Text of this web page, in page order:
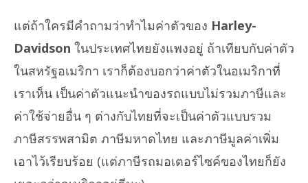
แต่ถ้าใครมีคำถามว่าทำไมค่าตัวของ Harley-
Davidson ในประเทศไทยยังแพงอยู่ ถ้าเทียบกับค่าตัว
ในสหรัฐอเมริกา เราก็ต้องบอกว่าค่าตัวในอเมริกาที่
เราเห็น เป็นค่าตัวแนะนำของรถแบบไม่รวมภาษีและ
ค่าใช้จ่ายอื่น ๆ ต่างกับไทยที่จะเป็นค่าตัวแบบรวม
ภาษีสรรพสามิต ภาษีมหาดไทย และภาษีมูลค่าเพิ่ม
เอาไว้เรียบร้อย (แต่ภาษีรถมอเตอร์ไซค์ของไทยก็ยัง